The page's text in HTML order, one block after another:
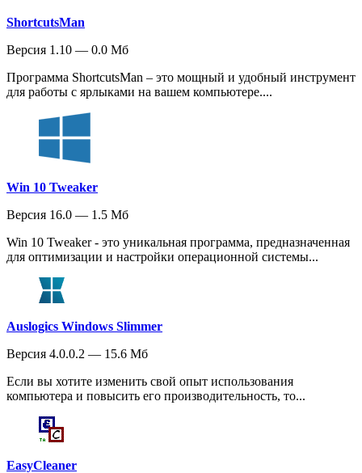
ShortcutsMan
Версия 1.10 — 0.0 Мб
Программа ShortcutsMan – это мощный и удобный инструмент
для работы с ярлыками на вашем компьютере....
Win 10 Tweaker
Версия 16.0 — 1.5 Мб
Win 10 Tweaker - это уникальная программа, предназначенная
для оптимизации и настройки операционной системы...
Auslogics Windows Slimmer
Версия 4.0.0.2 — 15.6 Мб
Если вы хотите изменить свой опыт использования
компьютера и повысить его производительность, то...
EasyCleaner